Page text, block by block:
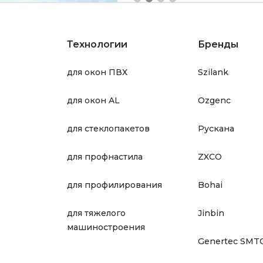
Технологии
для окон ПВХ
для окон AL
для стеклопакетов
для профнастила
для профилирования
для тяжелого
машиностроения
Бренды
Szilank
Ozgenc
Рускана
ZXCO
Bohai
Jinbin
Genertec